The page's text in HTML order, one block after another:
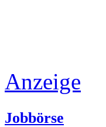
Anzeige
Jobbörse